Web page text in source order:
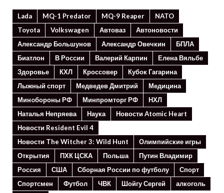
Lada MQ-1 Predator MQ-9 Reaper
NATO
Toyota
Volkswagen Автоваз
Автоновости
Александр Большунов
Александр Овечкин
БПЛА
Биатлон
В России Валерий Карпин
Елена Вяльбе
Здоровье
КХЛ Кроссовер
Кубок Гагарина
Лыжный спорт
Медведев Дмитрий
Медицина
Минoбороны РФ
Минпромторг РФ
НХЛ
Наталья Непряева
Наука
Новости Atomic Heart
Новости Resident Evil 4
Новости The Witcher 3: Wild Hunt
Олимпийские игры
Открытия
ПХК ЦСКА Польша
Путин Владимир
Россия
США Сборная России по футболу
Спорт
Спортсмен
Футбол ЧВК Шойгу Сергей
алкоголь